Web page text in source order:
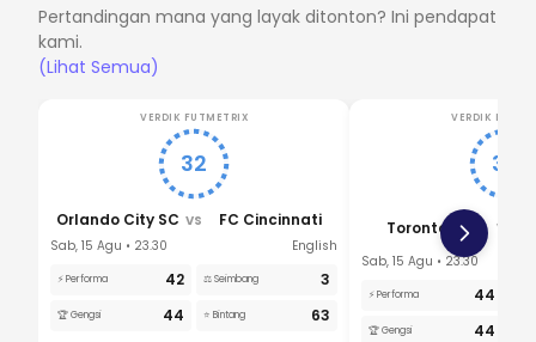
Pertandingan mana yang layak ditonton? Ini pendapat
kami.
(Lihat Semua)
VERDIK FUTMETRIX
32
Orlando City SC VS FC Cincinnati
Sab, 15 Agu • 23.30 English
⚡ Performa 42 ⚖️ Seimbang 3
🏆 Gengsi 44 ⭐ Bintang 63
VERDIK
37
Toronto FC VS
Sab, 15 Agu • 23.30
⚡ Performa 44
🏆 Gengsi 44